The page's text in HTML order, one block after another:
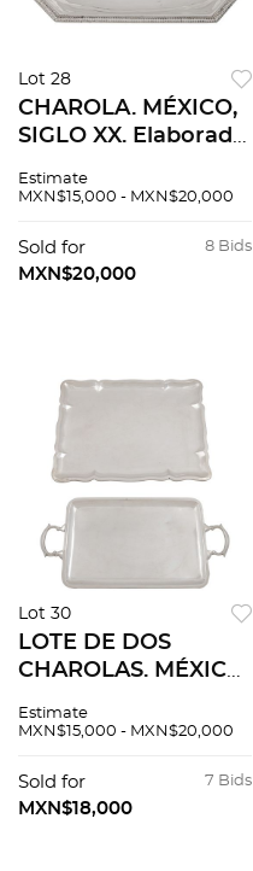
Lot 28
CHAROLA. MÉXICO,
SIGLO XX. Elaborada
Sterling, ley 0.925
bordes prensados.
36 x 36 cm.
Estimate
MXN$15,000 - MXN$20,000
8 Bids
Sold for
MXN$20,000
Lot 30
LOTE DE DOS
CHAROLAS. MÉXICO,
Elaboradas en plata
Sterling, ley 0.925.
Estimate
MXN$15,000 - MXN$20,000
7 Bids
Sold for
MXN$18,000